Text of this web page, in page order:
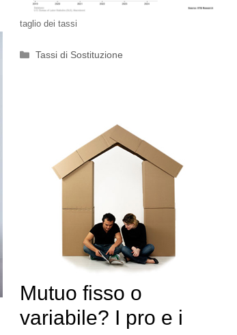
taglio dei tassi
Categorie
Tassi di Sostituzione
Mutuo fisso o
variabile? I pro e i